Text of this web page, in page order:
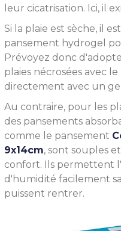
leur cicatrisation. Ici, il
Si la plaie est sèche, il
pansement hydrogel
Prévoyez donc
plaies nécrosées avec
directement avec un
Au contraire, pour les
des pansements
comme le pansement
9x14cm, sont souples
confort. Ils permettent
d'humidité facilement
puissent rentrer.